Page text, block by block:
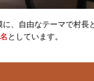
、自由なテーマで村長
としています。